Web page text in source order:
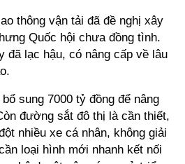
thông vận tải đã đề nghị xây
Quốc hội chưa đồng tình.
đã lạc hậu, có nâng cấp về lâu
sung 7000 tỷ đồng để nâng
đường sắt đô thị là cần thiết,
nhiều xe cá nhân, không giải
loại hình mới nhanh kết nối